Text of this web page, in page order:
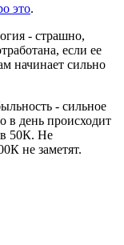
это.
- страшно,
если ее
начинает сильно
- сильное
в день происходит
в 50К. Не
не заметят.